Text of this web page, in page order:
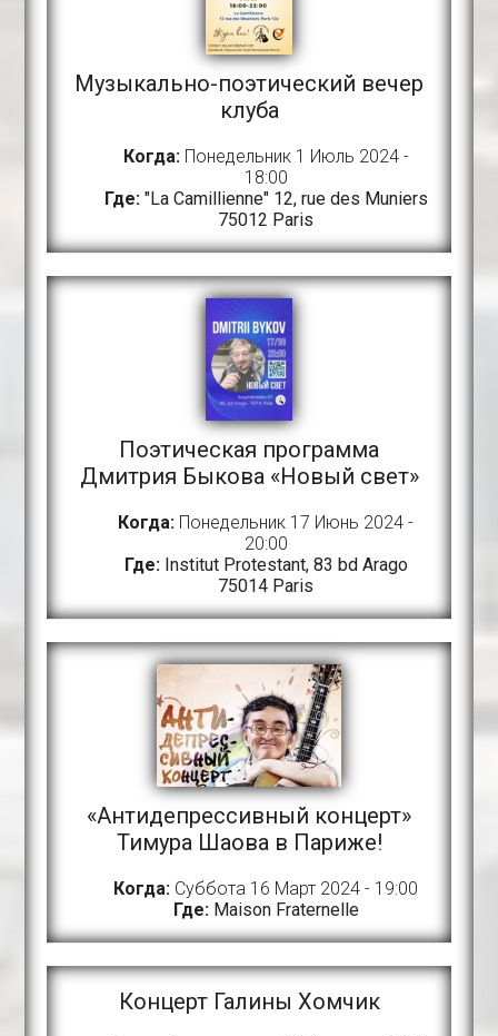
Музыкально-поэтический вечер
клуба
Когда:Понедельник 1 Июль 2024 -
18:00
Где: "La Camillienne" 12, rue des Muniers
75012 Paris
Поэтическая программа
Дмитрия Быкова «Новый свет»
Когда: Понедельник 17 Июнь 2024 -
20:00
Где: Institut Protestant, 83 bd Arago
75014 Paris
«Антидепрессивный концерт»
Тимура Шаова в Париже!
Когда: Суббота 16 Март 2024 - 19:00
Где: Maison Fraternelle
Концерт Галины Хомчик